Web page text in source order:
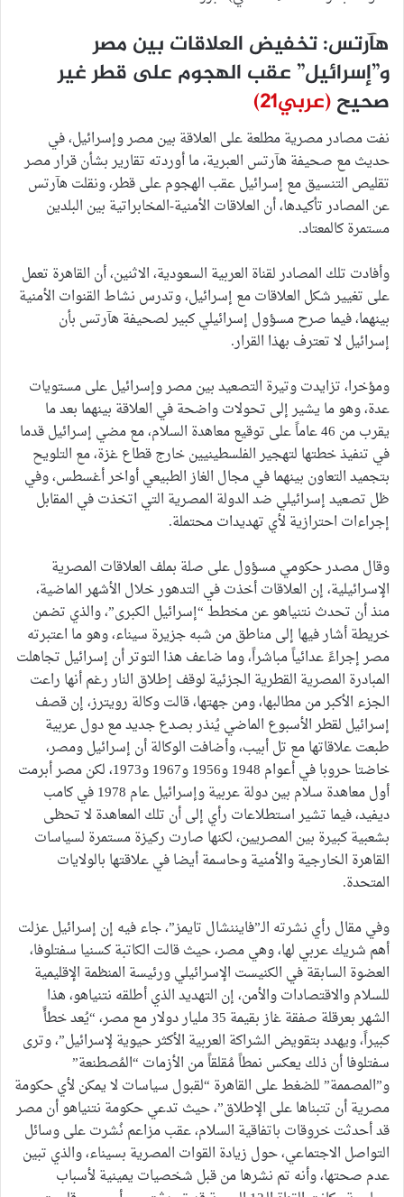
هآرتس: تخفيض العلاقات بين مصر
و”إسرائيل” عقب الهجوم على قطر غير
صحيح(عربي21)
نفت مصادر مصرية مطلعة على العلاقة بين مصر وإسرائيل، في
حديث مع صحيفة هآرتس العبرية، ما أوردته تقارير بشأن قرار مصر
تقليص التنسيق مع إسرائيل عقب الهجوم على قطر، ونقلت هآرتس
عن المصادر تأكيدها، أن العلاقات الأمنية-المخابراتية بين البلدين
مستمرة كالمعتاد.
وأفادت تلك المصادر لقناة العربية السعودية، الاثنين، أن القاهرة تعمل
على تغيير شكل العلاقات مع إسرائيل، وتدرس نشاط القنوات الأمنية
بينهما، فيما صرح مسؤول إسرائيلي كبير لصحيفة هآرتس بأن
إسرائيل لا تعترف بهذا القرار.
ومؤخرا، تزايدت وتيرة التصعيد بين مصر وإسرائيل على مستويات
عدة، وهو ما يشير إلى تحولات واضحة في العلاقة بينهما بعد ما
يقرب من 46 عاماً على توقيع معاهدة السلام، مع مضي إسرائيل قدما
في تنفيذ خطتها لتهجير الفلسطينيين خارج قطاع غزة، مع التلويح
بتجميد التعاون بينهما في مجال الغاز الطبيعي أواخر أغسطس، وفي
ظل تصعيد إسرائيلي ضد الدولة المصرية التي اتخذت في المقابل
إجراءات احترازية لأي تهديدات محتملة.
وقال مصدر حكومي مسؤول على صلة بملف العلاقات المصرية
الإسرائيلية، إن العلاقات أخذت في التدهور خلال الأشهر الماضية،
منذ أن تحدث نتنياهو عن مخطط “إسرائيل الكبرى”، والذي تضمن
خريطة أشار فيها إلى مناطق من شبه جزيرة سيناء، وهو ما اعتبرته
مصر إجراءً عدائياً مباشراً، وما ضاعف هذا التوتر أن إسرائيل تجاهلت
المبادرة المصرية القطرية الجزئية لوقف إطلاق النار رغم أنها راعت
الجزء الأكبر من مطالبها، ومن جهتها، قالت وكالة رويترز، إن قصف
إسرائيل لقطر الأسبوع الماضي يُنذر بصدع جديد مع دول عربية
طبعت علاقاتها مع تل أبيب، وأضافت الوكالة أن إسرائيل ومصر،
خاضتا حروبا في أعوام 1948 و1956 و1967 و1973، لكن مصر أبرمت
أول معاهدة سلام بين دولة عربية وإسرائيل عام 1978 في كامب
ديفيد، فيما تشير استطلاعات رأي إلى أن تلك المعاهدة لا تحظى
بشعبية كبيرة بين المصريين، لكنها صارت ركيزة مستمرة لسياسات
القاهرة الخارجية والأمنية وحاسمة أيضا في علاقتها بالولايات
المتحدة.
وفي مقال رأي نشرته الـ”فايننشال تايمز”، جاء فيه إن إسرائيل عزلت
أهم شريك عربي لها، وهي مصر، حيث قالت الكاتبة كسنيا سفتلوفا،
العضوة السابقة في الكنيست الإسرائيلي ورئيسة المنظمة الإقليمية
للسلام والاقتصادات والأمن، إن التهديد الذي أطلقه نتنياهو، هذا
الشهر بعرقلة صفقة غاز بقيمة 35 مليار دولار مع مصر، “يُعد خطأً
كبيراً، ويهدد بتقويض الشراكة العربية الأكثر حيوية لإسرائيل”، وترى
سفتلوفا أن ذلك يعكس نمطاً مُقلقاً من الأزمات “المُصطنعة”
و”المصممة” للضغط على القاهرة “لقبول سياسات لا يمكن لأي حكومة
مصرية أن تتبناها على الإطلاق”، حيث تدعي حكومة نتنياهو أن مصر
قد أحدثت خروقات باتفاقية السلام، عقب مزاعم نُشرت على وسائل
التواصل الاجتماعي، حول زيادة القوات المصرية بسيناء، والذي تبين
عدم صحتها، وأنه تم نشرها من قبل شخصيات يمينية لأسباب